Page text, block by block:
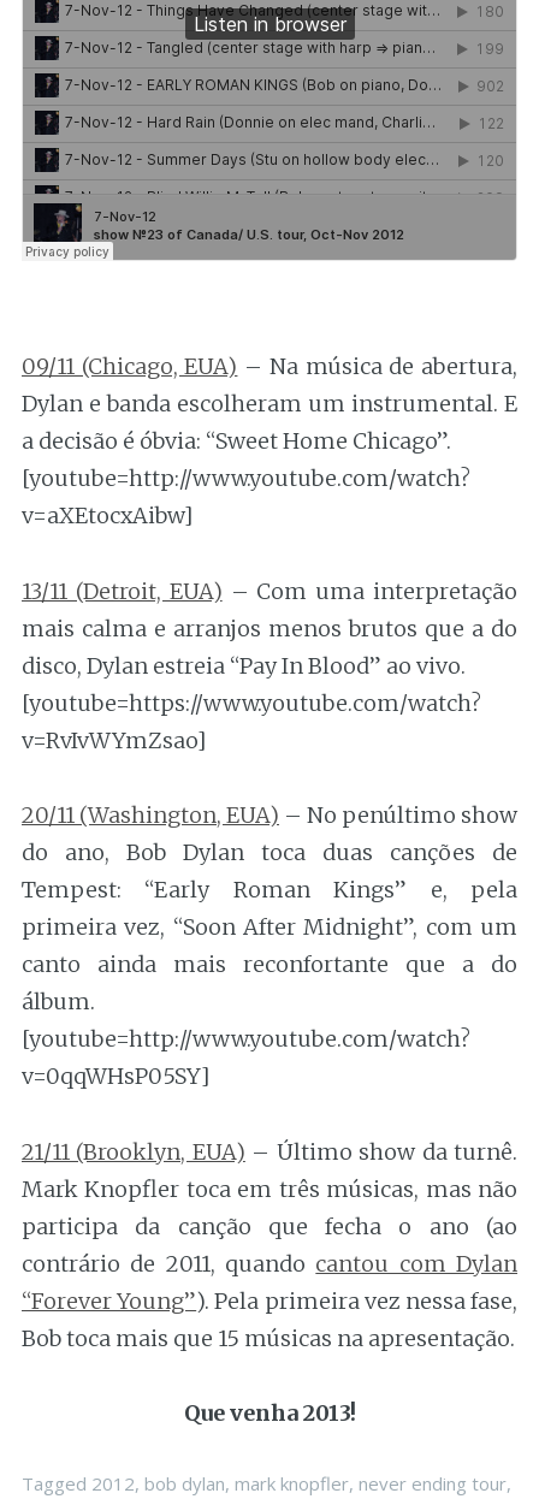
09/11 (Chicago, EUA) – Na música de abertura,
Dylan e banda escolheram um instrumental. E
a decisão é óbvia: “Sweet Home Chicago”.
[youtube=http://www.youtube.com/watch?
v=aXEtocxAibw]
13/11 (Detroit, EUA) – Com uma interpretação
mais calma e arranjos menos brutos que a do
disco, Dylan estreia “Pay In Blood” ao vivo.
[youtube=https://www.youtube.com/watch?
v=RvIvWYmZsao]
20/11 (Washington, EUA) – No penúltimo show
do ano, Bob Dylan toca duas canções de
Tempest: “Early Roman Kings” e, pela
primeira vez, “Soon After Midnight”, com um
canto ainda mais reconfortante que a do
álbum.
[youtube=http://www.youtube.com/watch?
v=0qqWHsP05SY]
21/11 (Brooklyn, EUA) – Último show da turnê.
Mark Knopfler toca em três músicas, mas não
participa da canção que fecha o ano (ao
contrário de 2011, quando cantou com Dylan
“Forever Young”). Pela primeira vez nessa fase,
Bob toca mais que 15 músicas na apresentação.
Que venha 2013!
Tagged 2012, bob dylan, mark knopfler, never ending tour,